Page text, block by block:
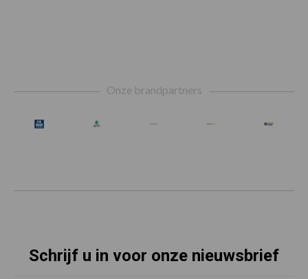
Onze brandpartners
Schrijf u in voor onze nieuwsbrief